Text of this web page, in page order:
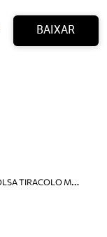
BAIXAR
B
OLSA TIRACOLO MARROM PEQUENA